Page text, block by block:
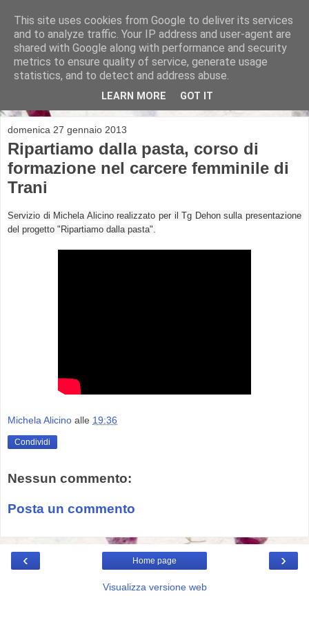
Michela Alicino
domenica 27 gennaio 2013
Ripartiamo dalla pasta, corso di
formazione nel carcere femminile di
Trani
Servizio di Michela Alicino realizzato per il Tg Dehon sulla presentazione
del progetto "Ripartiamo dalla pasta".
Michela Alicino alle 19:36
Condividi
Nessun commento:
Posta un commento
‹ ›
Home page
Visualizza versione web
This site uses cookies from Google to deliver its services
and to analyze traffic. Your IP address and user-agent are
shared with Google along with performance and security
metrics to ensure quality of service, generate usage
statistics, and to detect and address abuse.
LEARN MORE GOT IT